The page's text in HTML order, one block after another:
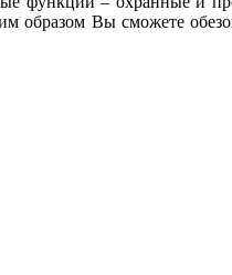
образом Вы сможете